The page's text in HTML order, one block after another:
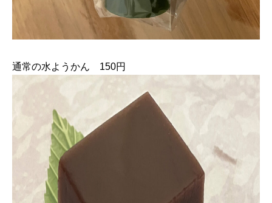
通常の水ようかん 150円